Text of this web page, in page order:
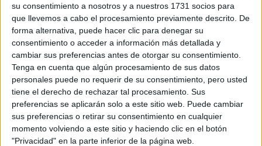
su consentimiento a nosotros y a nuestros 1731 socios para
que llevemos a cabo el procesamiento previamente descrito. De
forma alternativa, puede hacer clic para denegar su
consentimiento o acceder a información más detallada y
cambiar sus preferencias antes de otorgar su consentimiento.
Tenga en cuenta que algún procesamiento de sus datos
personales puede no requerir de su consentimiento, pero usted
tiene el derecho de rechazar tal procesamiento. Sus
preferencias se aplicarán solo a este sitio web. Puede cambiar
sus preferencias o retirar su consentimiento en cualquier
momento volviendo a este sitio y haciendo clic en el botón
"Privacidad" en la parte inferior de la página web.
Fórmula E
F2 / F3 / F4
Resistencia
Indycar
Otros
Producto
Producto
Web pensada para poder ofrecer diferentes
productos propios y ajenos para que los